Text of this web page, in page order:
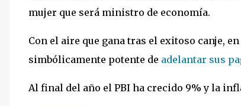
mujer que será ministro de economía.
Con el aire que gana tras el exitoso canje,
simbólicamente potente de adelantar sus
Al final del año el PBI ha crecido 9% y la